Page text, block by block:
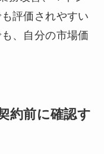
評価されやすい
、自分の市場価
約前に確認す